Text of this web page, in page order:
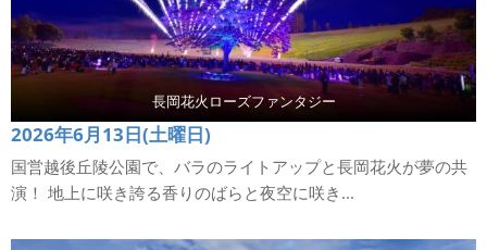
長岡花火ローズファンタジー
2026年6月13日(土曜日)
国営越後丘陵公園で、バラのライトアップと長岡花火が夢の共
演！ 地上に咲き誇る香りのばらと夜空に咲き...